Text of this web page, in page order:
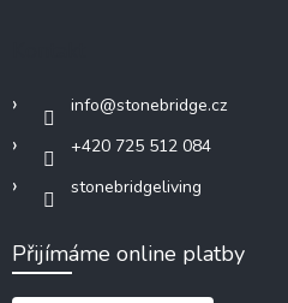
info@stonebridge.cz
+420 725 512 084
stonebridgeliving
Přijímáme online platby